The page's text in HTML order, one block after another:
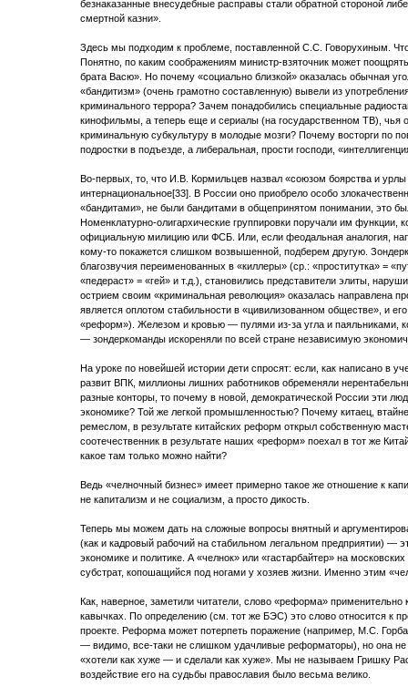
безнаказанные внесудебные расправы стали обратной стороной
смертной казни».
Здесь мы подходим к проблеме, поставленной С.С. Говорухиным.
Понятно, по каким соображениям министр-взяточник может
брата Васю». Но почему «социально близкой» оказалась обычная
«бандитизм» (очень грамотно составленную) вывели из
криминального террора? Зачем понадобились специальные
кинофильмы, а теперь еще и сериалы (на государственном ТВ), чья
криминальную субкультуру в молодые мозги? Почему восторги по
подростки в подъезде, а либеральная, прости господи,
Во-первых, то, что И.В. Кормильцев назвал «союзом боярства и
интернациональное[33]. В России оно приобрело особо
«бандитами», не были бандитами в общепринятом понимании, это
Номенклатурно-олигархические группировки поручали им функции,
официальную милицию или ФСБ. Или, если феодальная аналогия,
кому-то покажется слишком возвышенной, подберем другую.
благозвучия переименованных в «киллеры» (ср.: «проститутка» =
«педераст» = «гей» и т.д.), становились представители элиты,
острием своим «криминальная революция» оказалась направлена
является оплотом стабильности в «цивилизованном обществе», и
«реформ»). Железом и кровью — пулями из-за угла и паяльниками,
— зондеркоманды искореняли по всей стране независимую
На уроке по новейшей истории дети спросят: если, как написано в
развит ВПК, миллионы лишних работников обременяли
разные конторы, то почему в новой, демократической России эти
экономике? Той же легкой промышленностью? Почему китаец,
ремеслом, в результате китайских реформ открыл собственную
соотечественник в результате наших «реформ» поехал в тот же
какое там только можно найти?
Ведь «челночный бизнес» имеет примерно такое же отношение к
не капитализм и не социализм, а просто дикость.
Теперь мы можем дать на сложные вопросы внятный и
(как и кадровый рабочий на стабильном легальном предприятии) —
экономике и политике. А «челнок» или «гастарбайтер» на
субстрат, копошащийся под ногами у хозяев жизни. Именно этим
Как, наверное, заметили читатели, слово «реформа» применительно
кавычках. По определению (см. тот же БЭС) это слово относится к
проекте. Реформа может потерпеть поражение (например, М.С.
— видимо, все-таки не слишком удачливые реформаторы), но она не
«хотели как хуже — и сделали как хуже». Мы не называем Гришку
воздействие его на судьбы православия было весьма велико.